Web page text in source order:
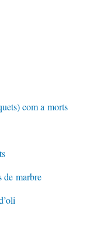
com a morts
de marbre